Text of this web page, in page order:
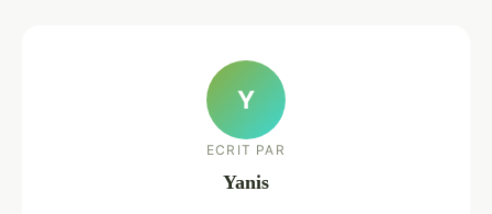
Y
ECRIT PAR
Yanis